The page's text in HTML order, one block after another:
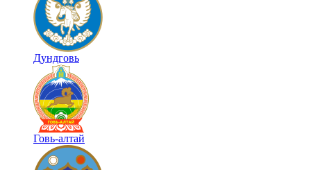
Дундговь
Говь-алтай